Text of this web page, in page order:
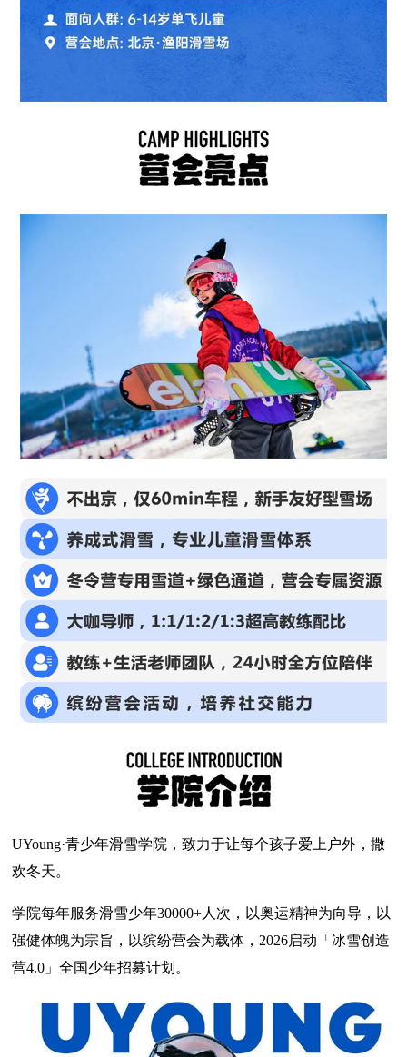
UYoung·青少年滑雪学院，致力于让每个孩子爱上户外，撒
欢冬天。
学院每年服务滑雪少年30000+人次，以奥运精神为向导，以
强健体魄为宗旨，以缤纷营会为载体，2026启动「冰雪创造
营4.0」全国少年招募计划。